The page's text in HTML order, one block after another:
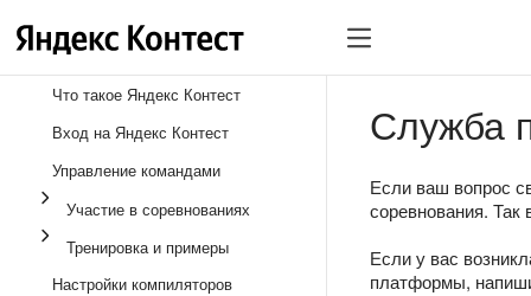
Что такое Яндекс Контест
Вход на Яндекс Контест
Управление командами
Участие в соревнованиях
Тренировка и примеры
Настройки компиляторов
Служба
Если ваш вопрос
соревнования. Так
Если у вас
платформы,